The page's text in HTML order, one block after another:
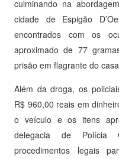
culminando na
cidade de Espigão
encontrados com os
aproximado de 77
prisão em flagrante do
Além da droga, os
R$ 960,00 reais em
o veículo e os itens
delegacia de Polícia
procedimentos legais